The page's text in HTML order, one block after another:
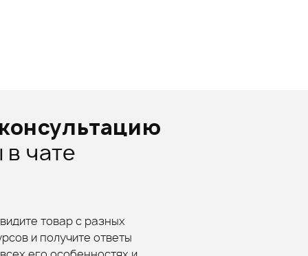
чате
товар с разных
и получите ответы